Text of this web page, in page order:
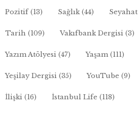
Pozitif(13) Sağlık(44) Seyahat
Tarih (109) Vakıfbank Dergisi (3)
Yazım Atölyesi (47) Yaşam(111)
Yeşilay Dergisi (35) YouTube (9)
İlişki (16) İstanbul Life (118)